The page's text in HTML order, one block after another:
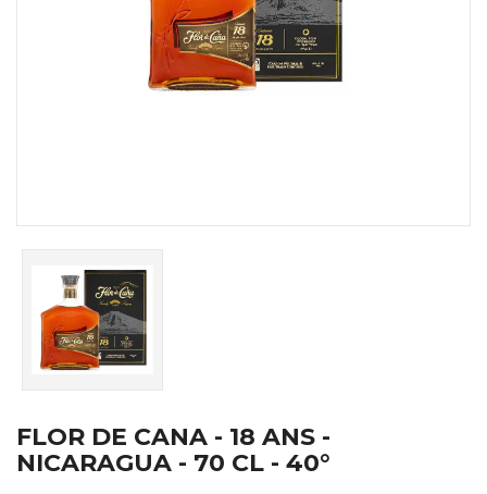
FLOR DE CANA - 18 ANS -
NICARAGUA - 70 CL - 40°